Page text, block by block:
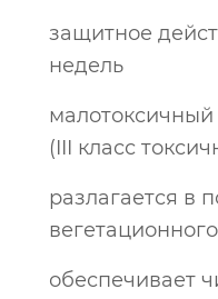
защитное
недель
(III класс
разлагается в
обеспечивает